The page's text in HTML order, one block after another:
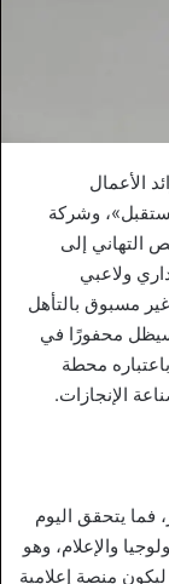
الأعمال
وشركة
التهاني إلى
ولاعبي
مسبوق بالتأهل
سيظل محفورًا في
محطة
الإنجازات.
يتحقق اليوم
والإعلام، وهو
منصة إعلامية